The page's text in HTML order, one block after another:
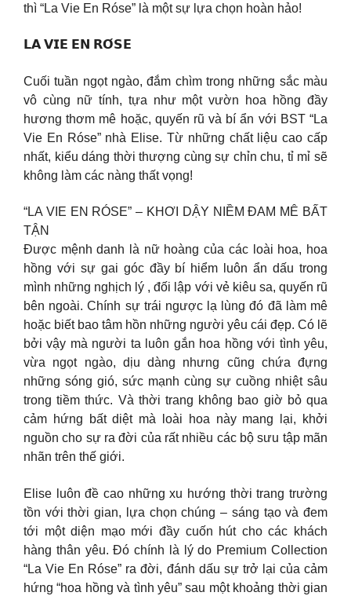
thì “La Vie En Róse” là một sự lựa chọn hoàn hảo!
𝗟𝗔 𝗩𝗜𝗘 𝗘𝗡 𝗥𝗢́𝗦𝗘
Cuối tuần ngọt ngào, đắm chìm trong những sắc màu
vô cùng nữ tính, tựa như một vườn hoa hồng đầy
hương thơm mê hoặc, quyến rũ và bí ẩn với BST “La
Vie En Róse” nhà Elise. Từ những chất liệu cao cấp
nhất, kiểu dáng thời thượng cùng sự chỉn chu, tỉ mỉ sẽ
không làm các nàng thất vọng!
“LA VIE EN RÓSE” – KHƠI DẬY NIỀM ĐAM MÊ BẤT
TẬN
Được mệnh danh là nữ hoàng của các loài hoa, hoa
hồng với sự gai góc đầy bí hiểm luôn ẩn dấu trong
mình những nghịch lý , đối lập với vẻ kiêu sa, quyến rũ
bên ngoài. Chính sự trái ngược lạ lùng đó đã làm mê
hoặc biết bao tâm hồn những người yêu cái đẹp. Có lẽ
bởi vậy mà người ta luôn gắn hoa hồng với tình yêu,
vừa ngọt ngào, dịu dàng nhưng cũng chứa đựng
những sóng gió, sức mạnh cùng sự cuồng nhiệt sâu
trong tiềm thức. Và thời trang không bao giờ bỏ qua
cảm hứng bất diệt mà loài hoa này mang lại, khởi
nguồn cho sự ra đời của rất nhiều các bộ sưu tập mãn
nhãn trên thế giới.
Elise luôn đề cao những xu hướng thời trang trường
tồn với thời gian, lựa chọn chúng – sáng tạo và đem
tới một diện mạo mới đầy cuốn hút cho các khách
hàng thân yêu. Đó chính là lý do Premium Collection
“La Vie En Róse” ra đời, đánh dấu sự trở lại của cảm
hứng “hoa hồng và tình yêu” sau một khoảng thời gian